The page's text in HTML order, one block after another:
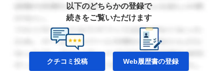
以下のどちらかの登録で
続きをご覧いただけます
クチコミ投稿 Web履歴書の登録